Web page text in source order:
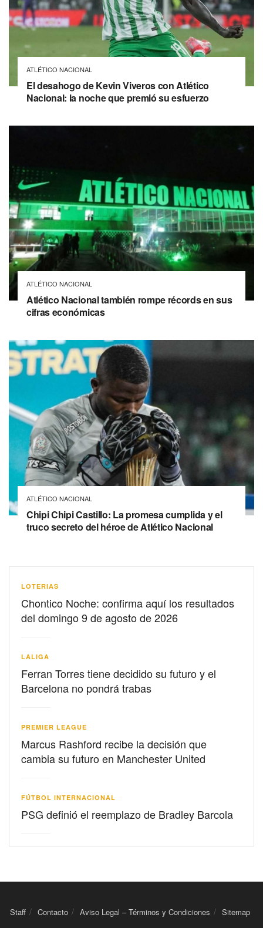
ATLÉTICO NACIONAL
El desahogo de Kevin Viveros con Atlético
Nacional: la noche que premió su esfuerzo
ATLÉTICO NACIONAL
Atlético Nacional también rompe récords en sus
cifras económicas
ATLÉTICO NACIONAL
Chipi Chipi Castillo: La promesa cumplida y el
truco secreto del héroe de Atlético Nacional
LOTERIAS
Chontico Noche: confirma aquí los resultados
del domingo 9 de agosto de 2026
LALIGA
Ferran Torres tiene decidido su futuro y el
Barcelona no pondrá trabas
PREMIER LEAGUE
Marcus Rashford recibe la decisión que
cambia su futuro en Manchester United
FÚTBOL INTERNACIONAL
PSG definió el reemplazo de Bradley Barcola
Staff Contacto Aviso Legal – Términos y Condiciones Sitemap